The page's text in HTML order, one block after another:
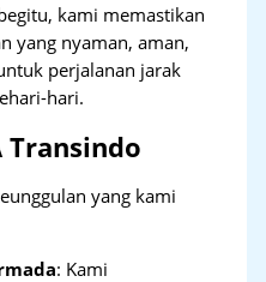
kami memastikan
yang nyaman, aman,
perjalanan jarak
hari.
Transindo
yang kami
: Kami